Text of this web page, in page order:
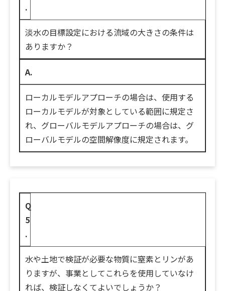
.
淡水の目標設定における流域の大きさの条件は
ありますか？
A.
ローカルモデルアプローチの場合は、使用する
ローカルモデルが対象としている範囲に規定さ
れ、グローバルモデルアプローチの場合は、グ
ローバルモデルの空間解像度に規定されます。
Q
5
.
水や土地で検証が必要な物質に窒素とリンがあ
りますが、事業としてこれらを使用していなけ
れば、検証しなくてよいでしょうか？